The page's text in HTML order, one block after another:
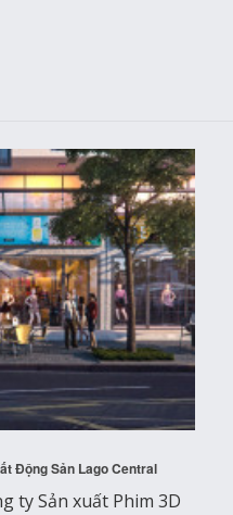
Động Sản Lago Central
ty Sản xuất Phim 3D